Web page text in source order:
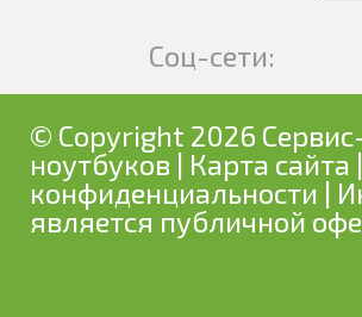
Соц-сети:
© Copyright 2026
ноутбуков | Карта сайта |
конфиденциальности |
является публичной